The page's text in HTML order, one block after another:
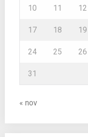
10 11 12
17 18 19
24 25 26
31
« nov